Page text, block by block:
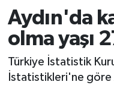
Aydın'da
olma yaşı
Türkiye İstatistik
İstatistikleri'ne göre
Aydın Trafik
Süper Lig Puan
Tüm Manşetler